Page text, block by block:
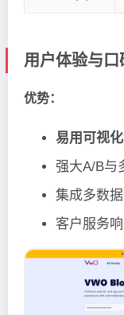
用户体验与口
优势：
易用可视
强大A/B与
集成多数
客户服务